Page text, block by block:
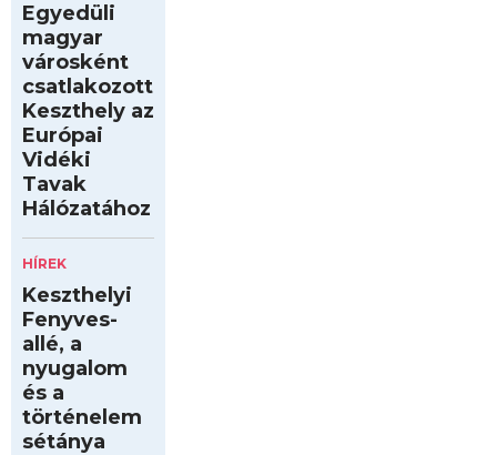
Egyedüli
magyar
városként
csatlakozott
Keszthely az
Európai
Vidéki
Tavak
Hálózatához
HÍREK
Keszthelyi
Fenyves-
allé, a
nyugalom
és a
történelem
sétánya